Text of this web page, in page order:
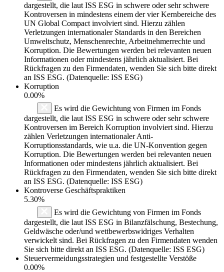
dargestellt, die laut ISS ESG in schwere oder sehr schwere
Kontroversen in mindestens einem der vier Kernbereiche des
UN Global Compact involviert sind. Hierzu zählen
Verletzungen internationaler Standards in den Bereichen
Umweltschutz, Menschenrechte, Arbeitnehmerrechte und
Korruption. Die Bewertungen werden bei relevanten neuen
Informationen oder mindestens jährlich aktualisiert. Bei
Rückfragen zu den Firmendaten, wenden Sie sich bitte direkt
an ISS ESG. (Datenquelle: ISS ESG)
Korruption
0.00%
Es wird die Gewichtung von Firmen im Fonds
dargestellt, die laut ISS ESG in schwere oder sehr schwere
Kontroversen im Bereich Korruption involviert sind. Hierzu
zählen Verletzungen internationaler Anti-
Korruptionsstandards, wie u.a. die UN-Konvention gegen
Korruption. Die Bewertungen werden bei relevanten neuen
Informationen oder mindestens jährlich aktualisiert. Bei
Rückfragen zu den Firmendaten, wenden Sie sich bitte direkt
an ISS ESG. (Datenquelle: ISS ESG)
Kontroverse Geschäftspraktiken
5.30%
Es wird die Gewichtung von Firmen im Fonds
dargestellt, die laut ISS ESG in Bilanzfälschung, Bestechung,
Geldwäsche oder/und wettbewerbswidriges Verhalten
verwickelt sind. Bei Rückfragen zu den Firmendaten wenden
Sie sich bitte direkt an ISS ESG. (Datenquelle: ISS ESG)
Steuervermeidungsstrategien und festgestellte Verstöße
0.00%